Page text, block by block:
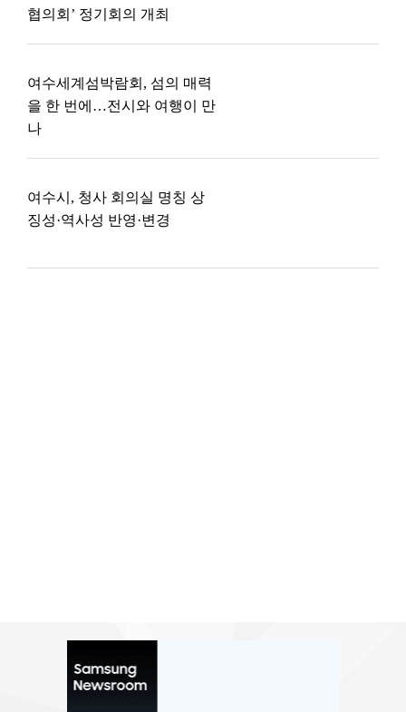
협의회’ 정기회의 개최
여수세계섬박람회, 섬의 매력
을 한 번에…전시와 여행이 만
나
여수시, 청사 회의실 명칭 상
징성·역사성 반영·변경